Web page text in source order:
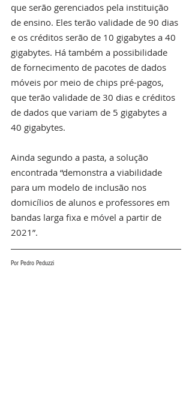
que serão gerenciados pela instituição
de ensino. Eles terão validade de 90 dias
e os créditos serão de 10 gigabytes a 40
gigabytes. Há também a possibilidade
de fornecimento de pacotes de dados
móveis por meio de chips pré-pagos,
que terão validade de 30 dias e créditos
de dados que variam de 5 gigabytes a
40 gigabytes.
Ainda segundo a pasta, a solução
encontrada “demonstra a viabilidade
para um modelo de inclusão nos
domicílios de alunos e professores em
bandas larga fixa e móvel a partir de
2021”.
Por Pedro Peduzzi